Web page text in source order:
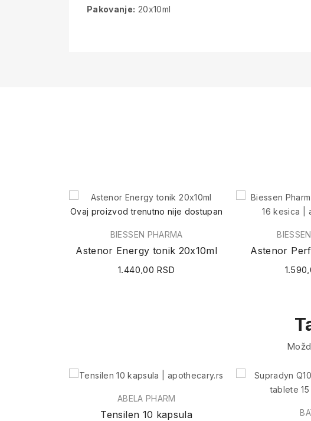
Pakovanje: 20x10ml
Ovaj proizvod trenutno nije dostupan
BIESSEN PHARMA
Astenor Energy tonik 20x10ml
1.440,00 RSD
Astenor
ABELA PHARM
Tensilen 10 kapsula